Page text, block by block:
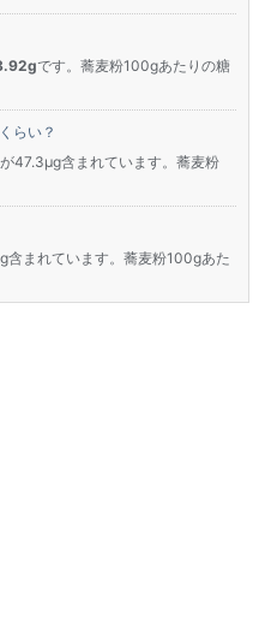
です。蕎麦粉100gあたりの糖
らい？
47.3μg含まれています。蕎麦粉
まれています。蕎麦粉100gあた